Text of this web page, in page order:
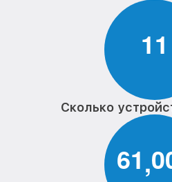
11
Сколько
61,0